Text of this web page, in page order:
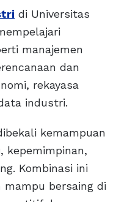
di Universitas
manajemen
dan
rekayasa
industri.
kemampuan
kepemimpinan,
Kombinasi ini
bersaing di